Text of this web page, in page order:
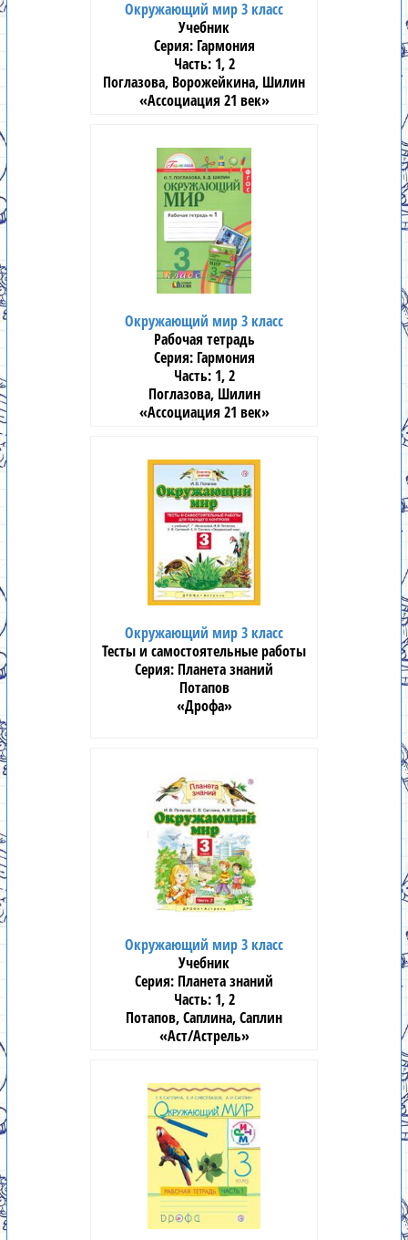
Окружающий мир 3 класс
Учебник
Гармония
1, 2
Поглазова, Ворожейкина, Шилин
«Ассоциация 21 век»
Окружающий мир 3 класс
Рабочая тетрадь
Гармония
1, 2
Поглазова, Шилин
«Ассоциация 21 век»
Окружающий мир 3 класс
Тесты и самостоятельные работы
Планета знаний
Потапов
«Дрофа»
Окружающий мир 3 класс
Учебник
Планета знаний
1, 2
Потапов, Саплина, Саплин
«Аст/Астрель»